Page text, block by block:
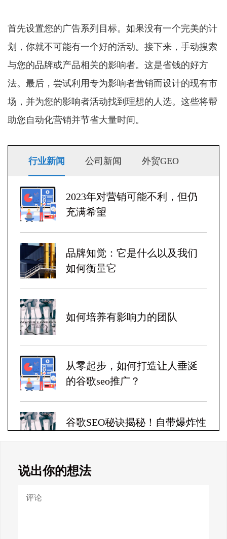
首先设置您的广告系列目标。如果没有一个完美的计
划，你就不可能有一个好的活动。接下来，手动搜索
与您的品牌或产品相关的影响者。这是省钱的好方
法。最后，尝试利用专为影响者营销而设计的现有市
场，并为您的影响者活动找到理想的人选。这些将帮
助您自动化营销并节省大量时间。
行业新闻 公司新闻 外贸GEO
2023年对营销可能不利，但仍
充满希望
品牌知觉：它是什么以及我们
如何衡量它
如何培养有影响力的团队
从零起步，如何打造让人垂涎
的谷歌seo推广？
谷歌SEO秘诀揭秘！自带爆炸性
Google SEO终极秘籍，一夜跻
说出你的想法